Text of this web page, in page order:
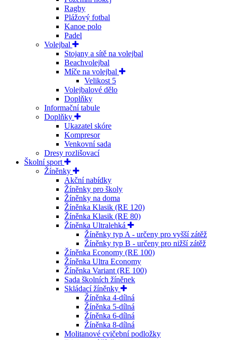
Ragby
Plážový fotbal
Kanoe polo
Padel
Volejbal
Stojany a sítě na volejbal
Beachvolejbal
Míče na volejbal
Velikost 5
Volejbalové dělo
Doplňky
Informační tabule
Doplňky
Ukazatel skóre
Kompresor
Venkovní sada
Dresy rozlišovací
Školní sport
Žíněnky
Akční nabídky
Žíněnky pro školy
Žíněnky na doma
Žíněnka Klasik (RE 120)
Žíněnka Klasik (RE 80)
Žíněnka Ultralehká
Žíněnky typ A - určeny pro vyšší zátěž
Žíněnky typ B - určeny pro nižší zátěž
Žíněnka Economy (RE 100)
Žíněnka Ultra Economy
Žíněnka Variant (RE 100)
Sada školních žíněnek
Skládací žíněnky
Žíněnka 4-dílná
Žíněnka 5-dílná
Žíněnka 6-dílná
Žíněnka 8-dílná
Molitanové cvičební podložky